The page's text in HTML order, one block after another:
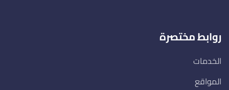
روابط مختصرة
الخدمات
المواقع